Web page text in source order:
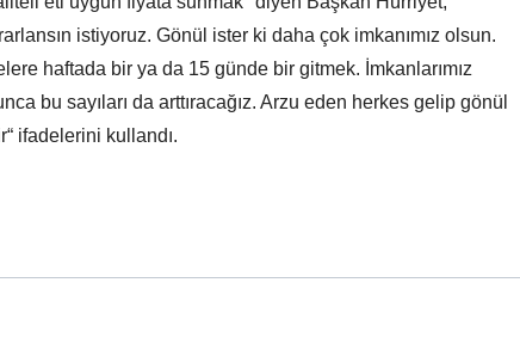
istiyoruz. Gönül ister ki daha çok imkanımız olsun.
haftada bir ya da 15 günde bir gitmek. İmkanlarımız
bu sayıları da arttıracağız. Arzu eden herkes gelip gönül
ifadelerini kullandı.